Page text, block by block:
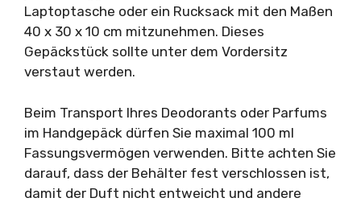
Laptoptasche oder ein Rucksack mit den Maßen
40 x 30 x 10 cm mitzunehmen. Dieses
Gepäckstück sollte unter dem Vordersitz
verstaut werden.
Beim Transport Ihres Deodorants oder Parfums
im Handgepäck dürfen Sie maximal 100 ml
Fassungsvermögen verwenden. Bitte achten Sie
darauf, dass der Behälter fest verschlossen ist,
damit der Duft nicht entweicht und andere